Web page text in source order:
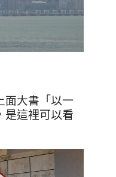
面大書 「以一
是這裡可以看